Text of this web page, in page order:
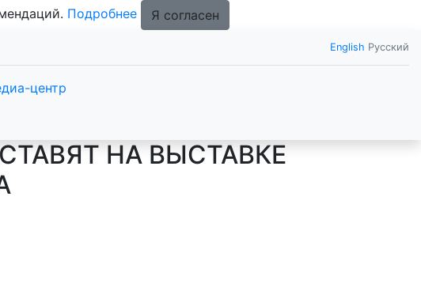
Подробнее Я согласен
English Русский
центр
НА ВЫСТАВКЕ